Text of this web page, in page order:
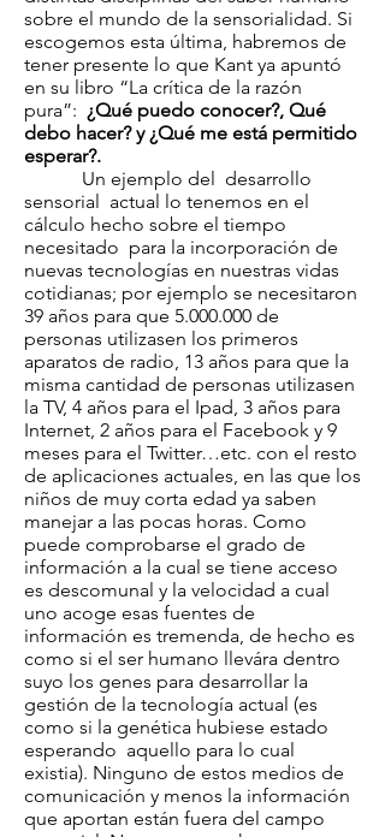
sobre el mundo de la sensorialidad. Si
escogemos esta última, habremos de
tener presente lo que Kant ya apuntó
en su libro “La crítica de la razón
pura”: ¿Qué puedo conocer?, Qué
debo hacer? y ¿Qué me está permitido
esperar?.
Un ejemplo del desarrollo
sensorial actual lo tenemos en el
cálculo hecho sobre el tiempo
necesitado para la incorporación de
nuevas tecnologías en nuestras vidas
cotidianas; por ejemplo se necesitaron
39 años para que 5.000.000 de
personas utilizasen los primeros
aparatos de radio, 13 años para que la
misma cantidad de personas utilizasen
la TV, 4 años para el Ipad, 3 años para
Internet, 2 años para el Facebook y 9
meses para el Twitter…etc. con el resto
de aplicaciones actuales, en las que los
niños de muy corta edad ya saben
manejar a las pocas horas. Como
puede comprobarse el grado de
información a la cual se tiene acceso
es descomunal y la velocidad a cual
uno acoge esas fuentes de
información es tremenda, de hecho es
como si el ser humano llevára dentro
suyo los genes para desarrollar la
gestión de la tecnología actual (es
como si la genética hubiese estado
esperando aquello para lo cual
existia). Ninguno de estos medios de
comunicación y menos la información
que aportan están fuera del campo